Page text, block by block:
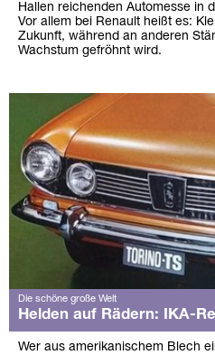
Hallen reichenden Automesse in
Vor allem bei Renault heißt es:
Zukunft, während an anderen
Wachstum gefröhnt wird.
Die schöne große Welt
Helden auf Rädern: IKA-
Wer aus amerikanischem Blech